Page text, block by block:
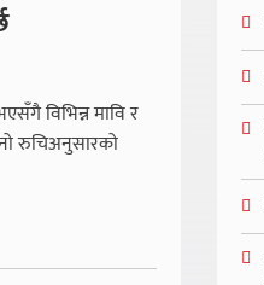
विभिन्न मावि र
रुचिअनुसारको